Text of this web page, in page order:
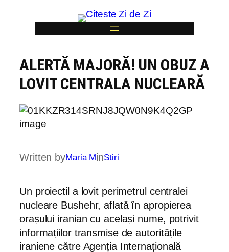
content
ALERTĂ MAJORĂ! UN OBUZ A
LOVIT CENTRALA NUCLEARĂ
Written byMaria MinStiri
Un proiectil a lovit perimetrul centralei
nucleare Bushehr, aflată în apropierea
orașului iranian cu același nume, potrivit
informațiilor transmise de autoritățile
iraniene către Agenția Internațională
6